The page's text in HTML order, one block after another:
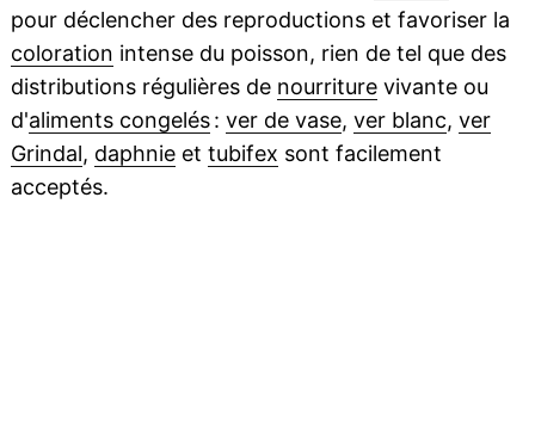
pour déclencher des reproductions et favoriser la
coloration intense du poisson, rien de tel que des
distributions régulières de nourriturevivante ou
d'aliments congelés: ver de vase, ver blanc, ver
Grindal, daphnieet tubifex sont facilement
acceptés.